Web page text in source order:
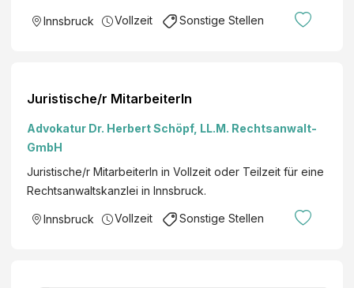
Innsbruck Vollzeit Sonstige Stellen
Juristische/r MitarbeiterIn
Advokatur Dr. Herbert Schöpf, LL.M. Rechtsanwalt-
GmbH
Juristische/r MitarbeiterIn in Vollzeit oder Teilzeit für eine
Rechtsanwaltskanzlei in Innsbruck.
Innsbruck Vollzeit Sonstige Stellen